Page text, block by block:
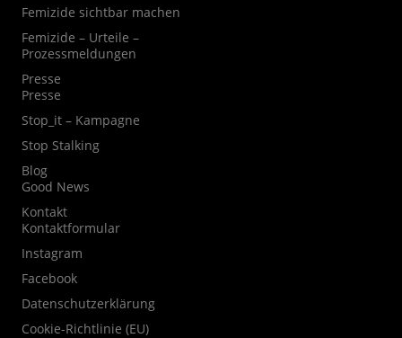
Femizide sichtbar machen
Femizide – Urteile –
Prozessmeldungen
Presse
Presse
Stop_it – Kampagne
Stop Stalking
Blog
Good News
Kontakt
Kontaktformular
Instagram
Facebook
Datenschutzerklärung
Cookie-Richtlinie (EU)